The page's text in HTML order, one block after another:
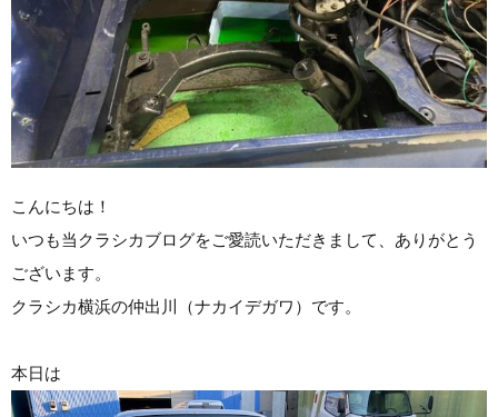
こんにちは！
いつも当クラシカブログをご愛読いただきまして、ありがとう
ございます。
クラシカ横浜の仲出川（ナカイデガワ）です。
本日は